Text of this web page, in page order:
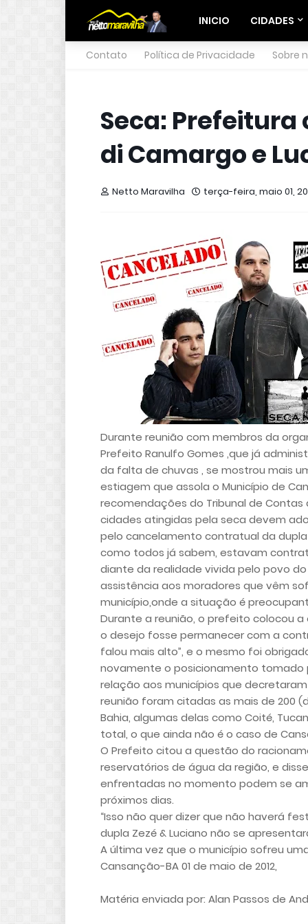
INICIO CIDADES
Contato Política de Privacidade Sobre
Seca: Prefeitura
di Camargo e
Netto Maravilha terça-feira, maio 01,
Durante reunião com membros da
Prefeito Ranulfo Gomes ,que já
da falta de chuvas , se mostrou mais
estiagem que assola o Município de
recomendações do Tribunal de Contas
cidades atingidas pela seca devem
pelo cancelamento contratual da dupla
como todos já sabem, estavam
diante da realidade vivida pelo povo
assistência aos moradores que vêm
município,onde a situação é
Durante a reunião, o prefeito colocou
o desejo fosse permanecer com a
falou mais alto”, e o mesmo foi
novamente o posicionamento tomado
relação aos municípios que
reunião foram citadas as mais de 200
Bahia, algumas delas como Coité,
total, o que ainda não é o caso de
O Prefeito citou a questão do
reservatórios de água da região, e
enfrentadas no momento podem se
próximos dias.
“Isso não quer dizer que não haverá
dupla Zezé & Luciano não se
A última vez que o município sofreu
Cansanção-BA 01 de maio de 2012,
Matéria enviada por: Alan Passos de